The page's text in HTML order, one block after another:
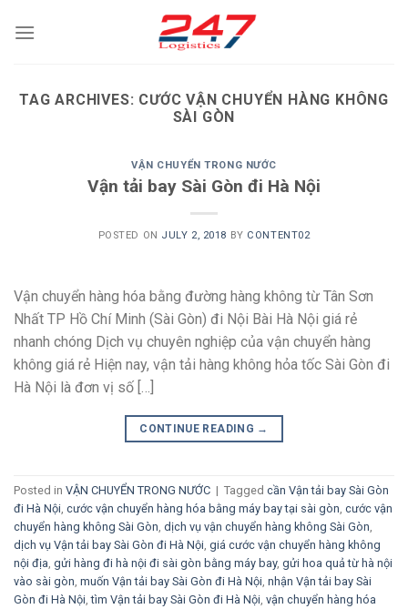
TAG ARCHIVES: CƯỚC VẬN CHUYỂN HÀNG KHÔNG
SÀI GÒN
VẬN CHUYỂN TRONG NƯỚC
Vận tải bay Sài Gòn đi Hà Nội
POSTED ON JULY 2, 2018 BY CONTENT02
Vận chuyển hàng hóa bằng đường hàng không từ Tân Sơn
Nhất TP Hồ Chí Minh (Sài Gòn) đi Nội Bài Hà Nội giá rẻ
nhanh chóng Dịch vụ chuyên nghiệp của vận chuyển hàng
không giá rẻ Hiện nay, vận tải hàng không hỏa tốc Sài Gòn đi
Hà Nội là đơn vị số […]
CONTINUE READING →
Posted in VẬN CHUYỂN TRONG NƯỚC | Tagged cần Vận tải bay Sài Gòn
đi Hà Nội cước vận chuyển hàng hóa bằng máy bay tại sài gòn cước vận
chuyển hàng không Sài Gòn dịch vụ vận chuyển hàng không Sài Gòn
dịch vụ Vận tải bay Sài Gòn đi Hà Nội giá cước vận chuyển hàng không
nội địa gửi hàng đi hà nội đi sài gòn bằng máy bay, gửi hoa quả từ hà nội
vào sài gòn muốn Vận tải bay Sài Gòn đi Hà Nội nhận Vận tải bay Sài
Gòn đi Hà Nội ,tìm Vận tải bay Sài Gòn đi Hà Nội vận chuyển hàng hóa